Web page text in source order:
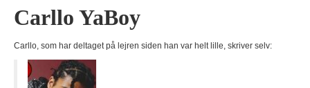
Carllo YaBoy
Carllo, som har deltaget på lejren siden han var helt lille, skriver selv: